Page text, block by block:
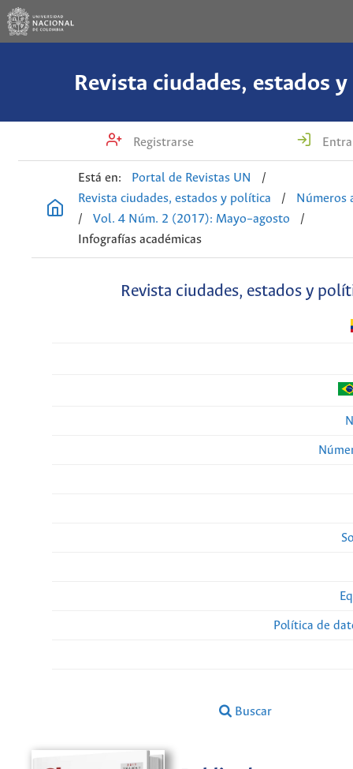
Revista ciudades, estados
Registrarse
Está en: Portal de Revistas UN
/
Revista ciudades, estados y política
/
Números
/
Vol. 4 Núm. 2 (2017): Mayo–agosto
/
Infografías académicas
Revista ciudades, estados y
Política de
Buscar